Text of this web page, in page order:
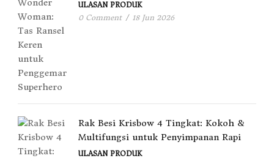
ULASAN PRODUK
0 Comment / 18 Jun 2026
Rak Besi Krisbow 4 Tingkat: Kokoh &
Multifungsi untuk Penyimpanan Rapi
ULASAN PRODUK